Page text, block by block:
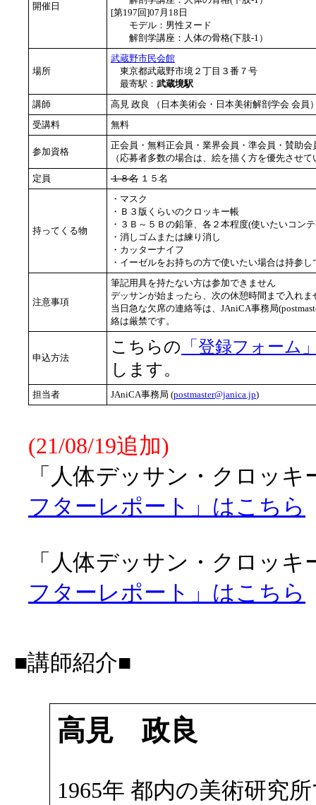
開催日
[第197回]07月18日
モデル：男性ヌード
解剖学講座：人体の骨格(下肢-1）
場所
武蔵野市民会館
東京都武蔵野市境２丁目３番７号
最寄駅： 武蔵境駅
講師
高見 政良 （日本美術会・日本美術解剖学会 会
受講料
無料
参加資格
正会員・無料正会員・業界会員・準会員・賛助会
（応募者多数の場合は、絵を描く方を優先させ
定員
１８名 １５名
持ってくる物
・マスク
・Ｂ３版くらいのクロッキー帳
・３Ｂ～５Ｂの鉛筆、各２本程度(使いたいコン
・消しゴムまたは練り消し
・カッターナイフ
・イーゼルをお持ちの方で使いたい場合は持参し
注意事項
筆記用具を持たない方は参加できません
デッサンが始まったら、次の休憩時間まで入れ
当日急な欠席の連絡等は、JAniCA事務局
絡は厳禁です。
申込方法
こちらの 「登録フォーム
します。
担当者 JAniCA事務局 (postmaster@janica.jp)
(21/08/19追加)
「人体デッサン・クロッキ
フターレポート」はこちら
「人体デッサン・クロッキ
フターレポート」はこちら
■講師紹介■
高見 政良
1965年 都内の美術研究